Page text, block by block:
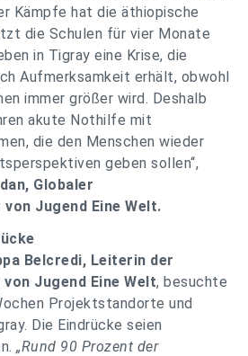
Kämpfe hat die äthiopische
die Schulen für vier Monate
in Tigray eine Krise, die
Aufmerksamkeit erhält, obwohl
immer größer wird. Deshalb
akute Nothilfe mit
die den Menschen wieder
geben sollen“,
Globaler
Jugend Eine Welt.
Belcredi, Leiterin der
Jugend Eine Welt, besuchte
Projektstandorte und
Die Eindrücke seien
„Rund 90 Prozent der